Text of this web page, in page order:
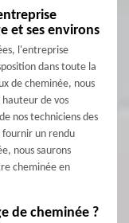
et ses environs
l'entreprise
dans toute la
de cheminée, nous
hauteur de vos
nos techniciens des
fournir un rendu
nous saurons
cheminée en
de cheminée ?